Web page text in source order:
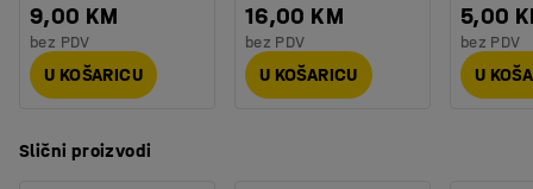
9,00 KM
bez PDV
U KOŠARICU
16,00 KM
bez PDV
U KOŠARICU
5,00
bez PDV
U
Slični proizvodi